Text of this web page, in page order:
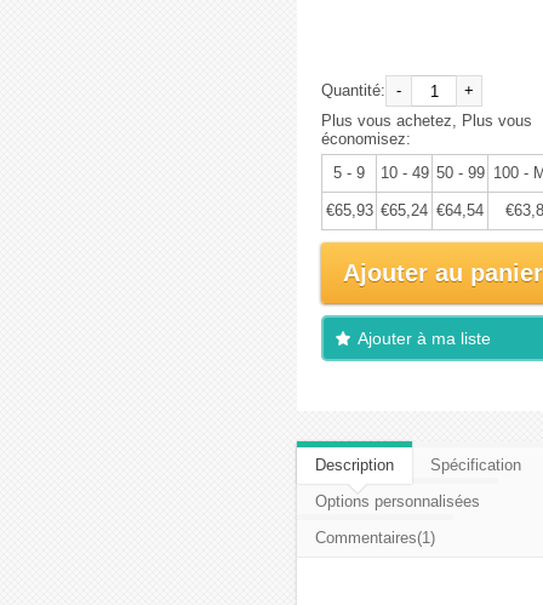
Quantité: -
+
Plus vous achetez, Plus vous
économisez:
5 - 9
10 - 49 50 - 99 100 -
€65,93 €65,24 €64,54
Ajouter au panier
Ajouter à ma liste
Description
Spécification
Options personnalisées
Commentaires(1)